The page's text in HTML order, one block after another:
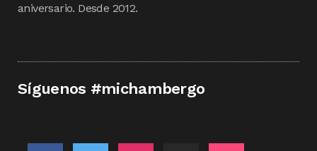
aniversario. Desde 2012.
Síguenos #michambergo